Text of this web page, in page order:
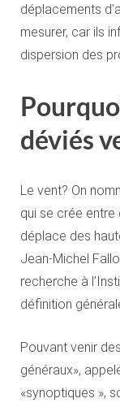
déplacements
mesurer, car ils
dispersion des
déviés
Le vent? On
qui se crée
déplace des
Jean-Michel
recherche à
définition
Pouvant venir
généraux»,
«synoptiques »,